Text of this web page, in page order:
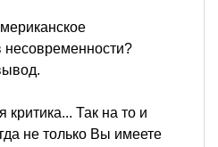
несовременности?
критика... Так на то и
не только Вы имеете